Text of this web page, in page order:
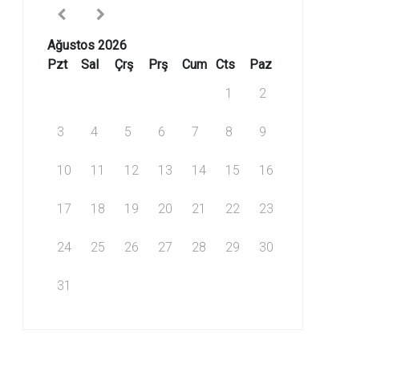
Ağustos 2026
Pzt
Sal Çrş Prş Cum Cts
Paz
1
2
3 4 5 6 7 8 9
10 11 12 13 14 15 16
17 18 19 20 21 22 23
24 25 26 27 28 29 30
31